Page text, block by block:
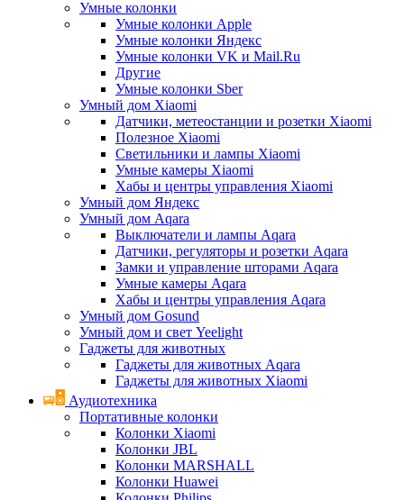
Умные колонки
Умные колонки Apple
Умные колонки Яндекс
Умные колонки VK и Mail.Ru
Другие
Умные колонки Sber
Умный дом Xiaomi
Датчики, метеостанции и розетки Xiaomi
Полезное Xiaomi
Светильники и лампы Xiaomi
Умные камеры Xiaomi
Хабы и центры управления Xiaomi
Умный дом Яндекс
Умный дом Aqara
Выключатели и лампы Aqara
Датчики, регуляторы и розетки Aqara
Замки и управление шторами Aqara
Умные камеры Aqara
Хабы и центры управления Aqara
Умный дом Gosund
Умный дом и свет Yeelight
Гаджеты для животных
Гаджеты для животных Aqara
Гаджеты для животных Xiaomi
Аудиотехника
Портативные колонки
Колонки Xiaomi
Колонки JBL
Колонки MARSHALL
Колонки Huawei